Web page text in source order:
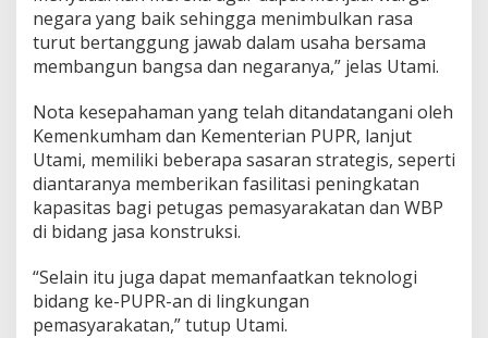
negara yang baik sehingga menimbulkan rasa
turut bertanggung jawab dalam usaha bersama
membangun bangsa dan negaranya,” jelas Utami.
Nota kesepahaman yang telah ditandatangani oleh
Kemenkumham dan Kementerian PUPR, lanjut
Utami, memiliki beberapa sasaran strategis, seperti
diantaranya memberikan fasilitasi peningkatan
kapasitas bagi petugas pemasyarakatan dan WBP
di bidang jasa konstruksi.
“Selain itu juga dapat memanfaatkan teknologi
bidang ke-PUPR-an di lingkungan
pemasyarakatan,” tutup Utami.